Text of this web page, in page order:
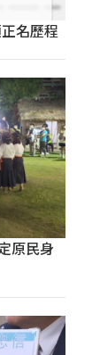
名歷程
原民身